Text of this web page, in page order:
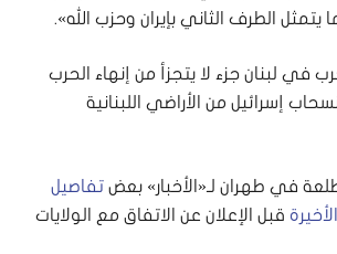
يتمثل الطرف الثاني بإيران وحزب الله».
في لبنان جزء لا يتجزأ من إنهاء الحرب
إسرائيل من الأراضي اللبنانية
في طهران لـ«الأخبار» بعض تفاصيل
قبل الإعلان عن الاتفاق مع الولايات